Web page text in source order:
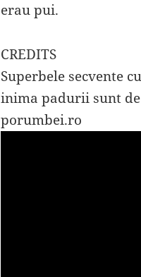
erau pui.
CREDITS
Superbele secvente
inima padurii sunt
porumbei.ro